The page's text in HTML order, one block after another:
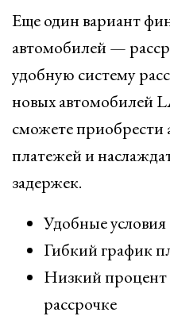
Еще один вариант
автомобилей —
удобную систему
новых автомобилей
сможете приобрести
платежей и
задержек.
Удобные
Гибкий график
Низкий процент
рассрочке